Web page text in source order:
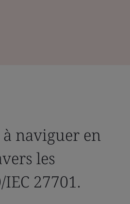
naviguer en
les
IEC 27701.